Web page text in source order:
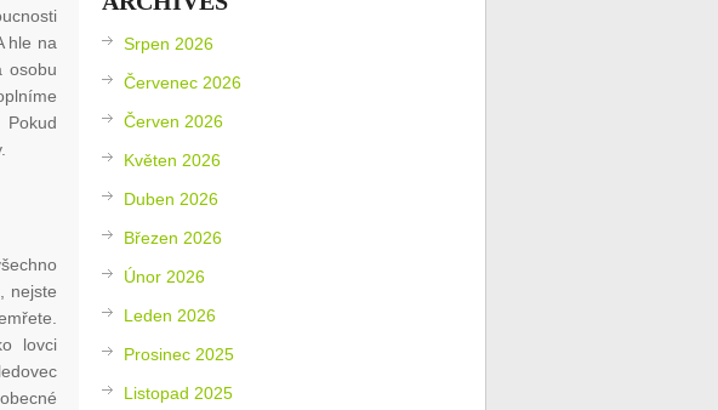
hle na
osobu
nejste
lovci
Srpen 2026
Červenec 2026
Červen 2026
Květen 2026
Duben 2026
Březen 2026
Únor 2026
Leden 2026
Prosinec 2025
Listopad 2025